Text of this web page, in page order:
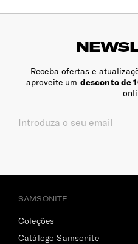
Receba ofertas e
aproveite um desconto de
SAMSONITE
Coleções
Catálogo Samsonite